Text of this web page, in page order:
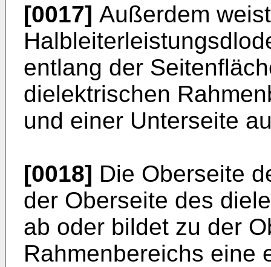
[0017] Außerdem
entlang der
dielektrischen
und einer Unterseite
[0018] Die Oberseite
der Oberseite des
ab oder bildet zu der
Rahmenbereichs eine